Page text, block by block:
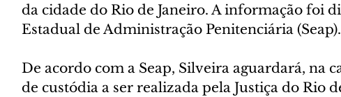
da cidade do Rio de Janeiro. A informação foi
Estadual de Administração Penitenciária (Seap).
De acordo com a Seap, Silveira aguardará, na
de custódia a ser realizada pela Justiça do Rio